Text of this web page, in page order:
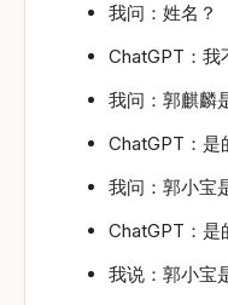
我问：姓名？
ChatGPT：我
我问：郭麒麟
ChatGPT：是
我问：郭小宝
ChatGPT：是
我说：郭小宝